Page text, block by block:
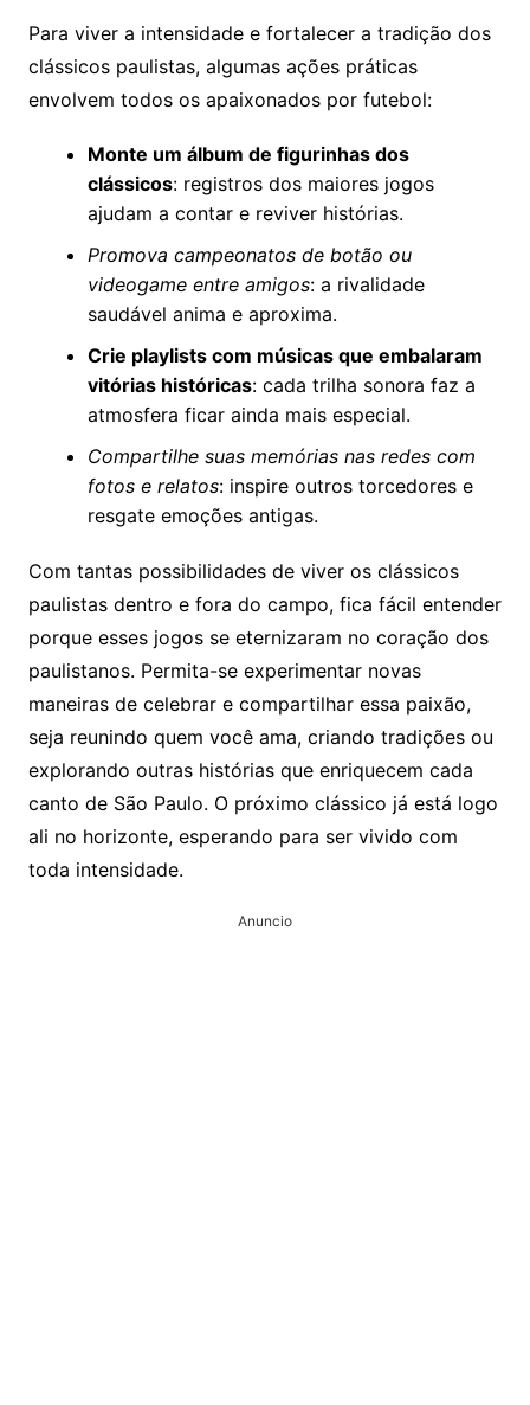
Para viver a intensidade e fortalecer a tradição dos
clássicos paulistas, algumas ações práticas
envolvem todos os apaixonados por futebol:
Monte um álbum de figurinhas dos
clássicos: registros dos maiores jogos
ajudam a contar e reviver histórias.
Promova campeonatos de botão ou
videogame entre amigos: a rivalidade
saudável anima e aproxima.
Crie playlists com músicas que embalaram
vitórias históricas: cada trilha sonora faz a
atmosfera ficar ainda mais especial.
Compartilhe suas memórias nas redes com
fotos e relatos: inspire outros torcedores e
resgate emoções antigas.
Com tantas possibilidades de viver os clássicos
paulistas dentro e fora do campo, fica fácil entender
porque esses jogos se eternizaram no coração dos
paulistanos. Permita-se experimentar novas
maneiras de celebrar e compartilhar essa paixão,
seja reunindo quem você ama, criando tradições ou
explorando outras histórias que enriquecem cada
canto de São Paulo. O próximo clássico já está logo
ali no horizonte, esperando para ser vivido com
toda intensidade.
Anuncio